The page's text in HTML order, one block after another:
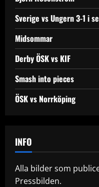
Sverige vs Ungern 3-1 i
Midsommar
Derby ÖSK vs KIF
Smash into pieces
ÖSK vs Norrköping
INFO
Alla bilder som
Pressbilden.